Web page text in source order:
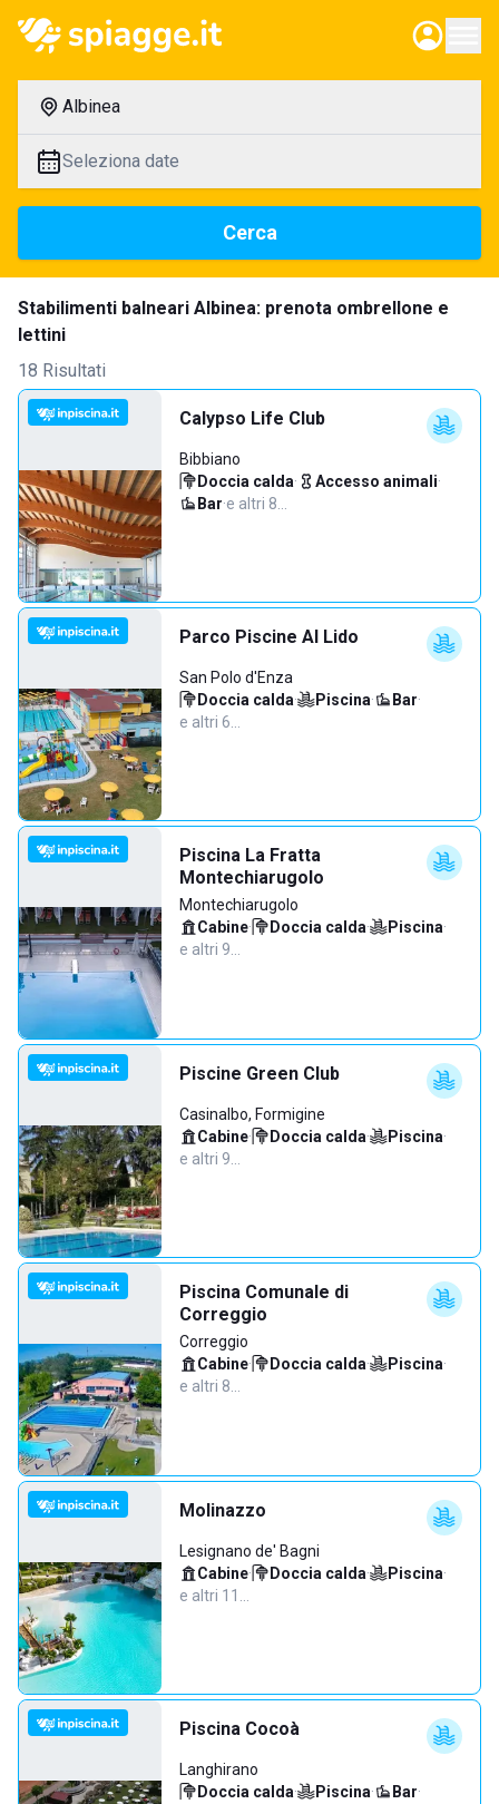
Albinea
Seleziona date
Cerca
Stabilimenti balneari Albinea: prenota ombrellone e
lettini
18 Risultati
Calypso Life Club
Bibbiano
Doccia calda· Accesso animali·
Bar·e altri 8…
Parco Piscine Al Lido
San Polo d'Enza
Doccia calda· Piscina· Bar·
e altri 6…
Piscina La Fratta
Montechiarugolo
Montechiarugolo
Cabine· Doccia calda· Piscina·
e altri 9…
Piscine Green Club
Casinalbo, Formigine
Cabine· Doccia calda· Piscina·
e altri 9…
Piscina Comunale di
Correggio
Correggio
Cabine· Doccia calda· Piscina·
e altri 8…
Molinazzo
Lesignano de' Bagni
Cabine· Doccia calda· Piscina·
e altri 11…
Piscina Cocoà
Langhirano
Doccia calda· Piscina· Bar·